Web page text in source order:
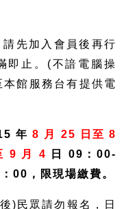
先加入會員後再行
即止。(不諳電腦操
館服務台有提供電
年 8 月 25 日至 8
9 月 4
日 09：00-
00，限現場繳費。
民眾請勿報名，日